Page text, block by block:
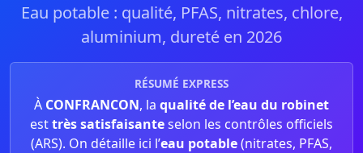
Eau potable : qualité, PFAS, nitrates, chlore,
aluminium, dureté en 2026
RÉSUMÉ EXPRESS
À CONFRANCON, la qualité de l’eau du robinet
esttrès satisfaisanteselon les contrôles officiels
(ARS). On détaille ici l’eau potable(nitrates, PFAS,